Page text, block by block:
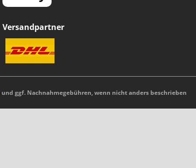
Versandpartner
und ggf. Nachnahmegebühren, wenn nicht anders beschrieben